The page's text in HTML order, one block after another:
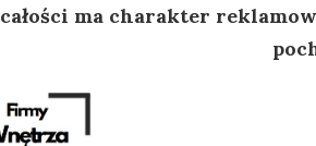
ma charakter